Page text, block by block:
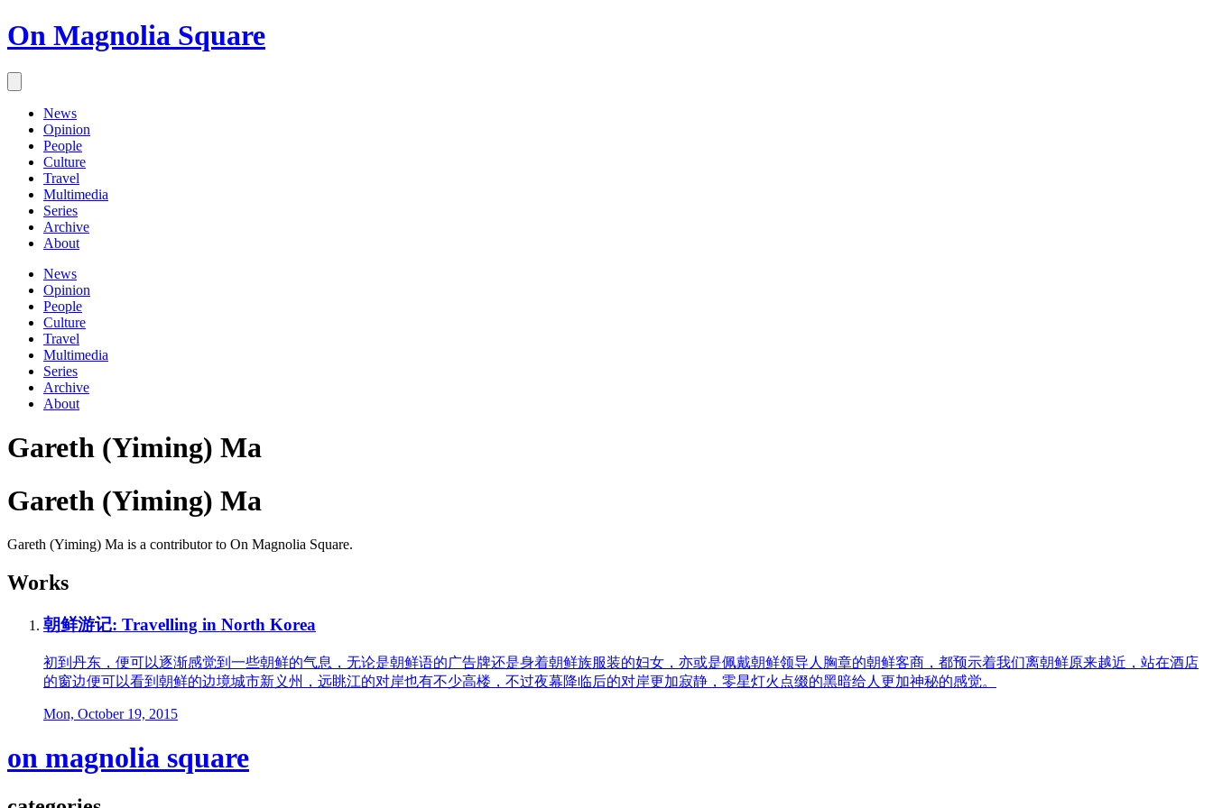
On Magnolia Square
News
Opinion
People
Culture
Travel
Multimedia
Series
Archive
About
News
Opinion
People
Culture
Travel
Multimedia
Series
Archive
About
Gareth (Yiming) Ma
Gareth (Yiming) Ma
Gareth (Yiming) Ma is a contributor to On Magnolia Square.
Works
朝鲜游记: Travelling in North Korea
初到丹东，便可以逐渐感觉到一些朝鲜的气息，无论是朝鲜语的广告牌还是身着朝鲜族服装的妇女，亦或是佩戴朝鲜领导人胸章的朝鲜客商，都预示着我们离朝鲜原来越近，站在酒店
的窗边便可以看到朝鲜的边境城市新义州，远眺江的对岸也有不少高楼，不过夜幕降临后的对岸更加寂静，零星灯火点缀的黑暗给人更加神秘的感觉。
Mon, October 19, 2015
on magnolia square